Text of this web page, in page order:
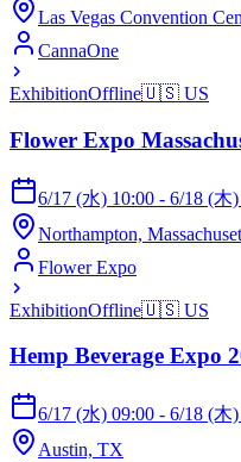
Las Vegas Convention
CannaOne
ExhibitionOffline🇺🇸 US
Flower Expo
6/17 (水) 10:00 - 6/18 (
Northampton,
Flower Expo
ExhibitionOffline🇺🇸 US
Hemp Beverage Expo
6/17 (水) 09:00 - 6/18 (
Austin, TX